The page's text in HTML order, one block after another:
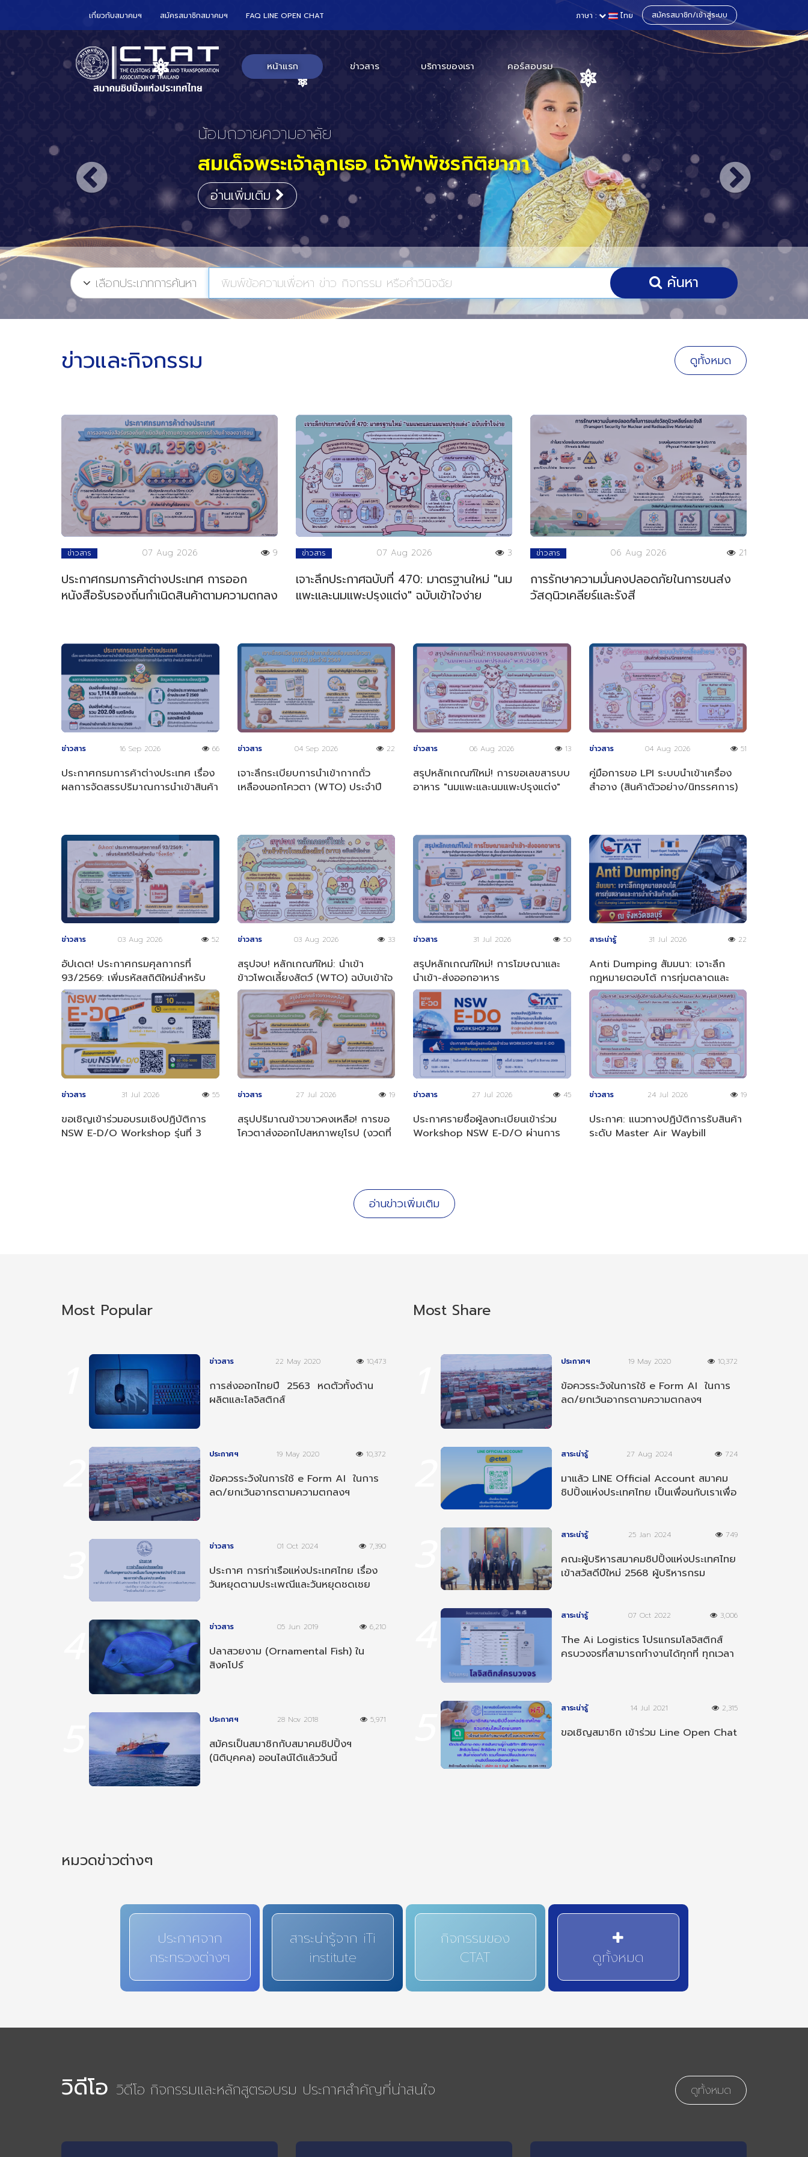
CTAT เข้าร่วมงานสัมมนา
ร่วมกับสถานเอกอัครราชทูตสหรัฐอเมริกาและสหราช
อาณาจักร
ประจำประเทศไทย
อ่านเพิ่มเติม
เกี่ยวกับสมาคมฯ สมัครสมาชิกสมาคมฯ FAQ LINE OPEN CHAT ภาษา : ไทย สมัครสมาชิก/เข้าสู่ระบบ
หน้าแรก ข่าวสาร บริการของเรา คอร์สอบรม
เลือกประเภทการค้นหา ค้นหา
ข่าวและกิจกรรม ดูทั้งหมด
ข่าวสาร 07 Aug 2026 9
ประกาศกรมการค้าต่างประเทศ การออก
หนังสือรับรองถิ่นกำเนิดสินค้าตามความตกลง
ข่าวสาร 07 Aug 2026 3
เจาะลึกประกาศฉบับที่ 470: มาตรฐานใหม่ "นม
แพะและนมแพะปรุงแต่ง" ฉบับเข้าใจง่าย
ข่าวสาร 06 Aug 2026 21
การรักษาความมั่นคงปลอดภัยในการขนส่ง
วัสดุนิวเคลียร์และรังสี
ข่าวสาร 16 Sep 2026 66
ประกาศกรมการค้าต่างประเทศ เรื่อง
ผลการจัดสรรปริมาณการนำเข้าสินค้า
ข่าวสาร 04 Sep 2026 22
เจาะลึกระเบียบการนำเข้ากากถั่ว
เหลืองนอกโควตา (WTO) ประจำปี
ข่าวสาร 06 Aug 2026 13
สรุปหลักเกณฑ์ใหม่! การขอเลขสารบบ
อาหาร "นมแพะและนมแพะปรุงแต่ง"
ข่าวสาร 04 Aug 2026 51
คู่มือการขอ LPI ระบบนำเข้าเครื่อง
สำอาง (สินค้าตัวอย่าง/นิทรรศการ)
ข่าวสาร 03 Aug 2026 52
อัปเดต! ประกาศกรมศุลกากรที่
93/2569: เพิ่มรหัสสถิติใหม่สำหรับ
"จิ้งหรีด"
ข่าวสาร 03 Aug 2026 33
สรุปจบ! หลักเกณฑ์ใหม่: นำเข้า
ข้าวโพดเลี้ยงสัตว์ (WTO) ฉบับเข้าใจ
ง่าย
ข่าวสาร 31 Jul 2026 50
สรุปหลักเกณฑ์ใหม่! การโฆษณาและ
นำเข้า-ส่งออกอาหาร
สาระน่ารู้ 31 Jul 2026 22
Anti Dumping สัมมนา: เจาะลึก
กฎหมายตอบโต้ การทุ่มตลาดและ
การนำเข้าสินค้าเหล็ก
ข่าวสาร 31 Jul 2026 55
ขอเชิญเข้าร่วมอบรมเชิงปฏิบัติการ
NSW E-D/O Workshop รุ่นที่ 3
ข่าวสาร 27 Jul 2026 19
สรุปปริมาณข้าวขาวคงเหลือ! การขอ
โควตาส่งออกไปสหภาพยุโรป (งวดที่
ข่าวสาร 27 Jul 2026 45
ประกาศรายชื่อผู้ลงทะเบียนเข้าร่วม
Workshop NSW E-D/O ผ่านการ
ข่าวสาร 24 Jul 2026 19
ประกาศ: แนวทางปฏิบัติการรับสินค้า
ระดับ Master Air Waybill
อ่านข่าวเพิ่มเติม
Most Popular
ข่าวสาร 22 May 2020 10,473
การส่งออกไทยปี 2563 หดตัวทั้งด้าน
ผลิตและโลจิสติกส์
ประกาศฯ 19 May 2020 10,372
ข้อควรระวังในการใช้ e Form AI ในการ
ลด/ยกเว้นอากรตามความตกลงฯ
ข่าวสาร 01 Oct 2024 7,390
ประกาศ การท่าเรือแห่งประเทศไทย เรื่อง
วันหยุดตามประเพณีและวันหยุดชดเชย
ข่าวสาร 05 Jun 2019 6,210
ปลาสวยงาม (Ornamental Fish) ใน
สิงคโปร์
ประกาศฯ 28 Nov 2018 5,971
สมัครเป็นสมาชิกกับสมาคมชิปปิ้งฯ
(นิติบุคคล) ออนไลน์ได้แล้ววันนี้
Most Share
ประกาศฯ 19 May 2020 10,372
ข้อควรระวังในการใช้ e Form AI ในการ
ลด/ยกเว้นอากรตามความตกลงฯ
สาระน่ารู้ 27 Aug 2024 724
มาแล้ว LINE Official Account สมาคม
ชิปปิ้งแห่งประเทศไทย เป็นเพื่อนกับเราเพื่อ
สาระน่ารู้ 25 Jan 2024 749
คณะผู้บริหารสมาคมชิปปิ้งแห่งประเทศไทย
เข้าสวัสดีปีใหม่ 2568 ผู้บริหารกรม
สาระน่ารู้ 07 Oct 2022 3,006
The Ai Logistics โปรแกรมโลจิสติกส์
ครบวงจรที่สามารถทำงานได้ทุกที่ ทุกเวลา
สาระน่ารู้ 14 Jul 2021 2,315
ขอเชิญสมาชิก เข้าร่วม Line Open Chat
หมวดข่าวต่างๆ
ประกาศจาก
กระทรวงต่างๆ
สาระน่ารู้จาก iTi
institute
กิจกรรมของ
CTAT
ดูทั้งหมด
วิดีโอ วิดีโอ กิจกรรมและหลักสูตรอบรม ประกาศสำคัญที่น่าสนใจ ดูทั้งหมด